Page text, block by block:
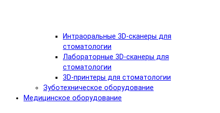
Интраоральные 3D-сканеры для
стоматологии
Лабораторные 3D-сканеры для
стоматологии
3D-принтеры для стоматологии
Зуботехническое оборудование
Медицинское оборудование